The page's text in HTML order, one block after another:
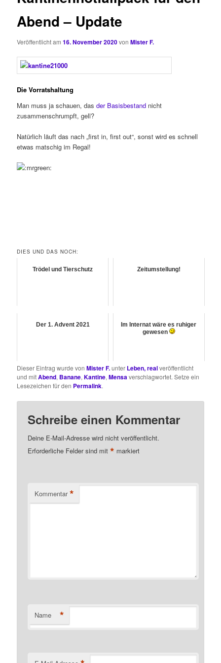
Abend – Update
Veröffentlicht am16. November 2020vonMister F.
Die Vorratshaltung
Man muss ja schauen, dasder Basisbestand nicht
zusammenschrumpft, gell?
Natürlich läuft das nach „first in, first out“, sonst wird es schnell
etwas matschig im Regal!
DIES UND DAS NOCH:
Trödel und Tierschutz Zeitumstellung!
Der 1. Advent 2021
Im Internat wäre es ruhiger
gewesen
Dieser Eintrag wurde vonMister F.unter Leben, realveröffentlicht
und mitAbend, Banane,Kantine,Mensaverschlagwortet. Setze ein
Lesezeichen für den Permalink.
Schreibe einen Kommentar
Deine E-Mail-Adresse wird nicht veröffentlicht.
Erforderliche Felder sind mit* markiert
Kommentar *
Name *